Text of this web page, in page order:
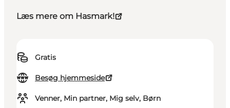
Læs mere om Hasmark!
Gratis
Besøg hjemmeside
Venner, Min partner, Mig selv, Børn